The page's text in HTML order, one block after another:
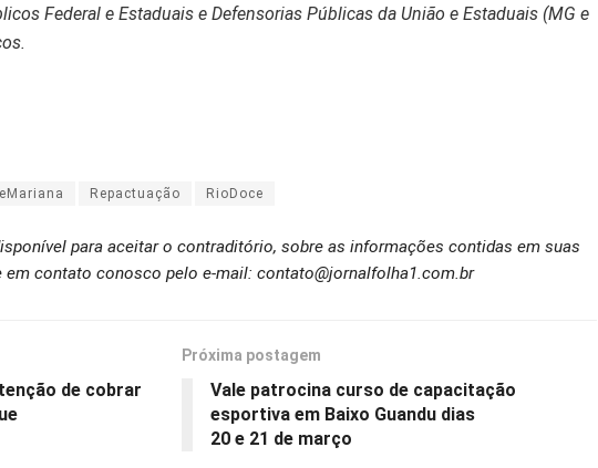
Federal e Estaduais e Defensorias Públicas da União e Estaduais (MG e
Repactuação RioDoce
para aceitar o contraditório, sobre as informações contidas em suas
em contato conosco pelo e-mail: contato@jornalfolha1.com.br
de cobrar
Próxima postagem
Vale patrocina curso de capacitação
esportiva em Baixo Guandu dias
20 e 21 de março